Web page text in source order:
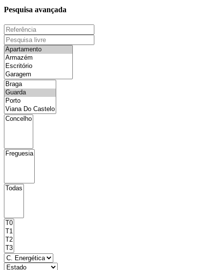
Pesquisa avançada